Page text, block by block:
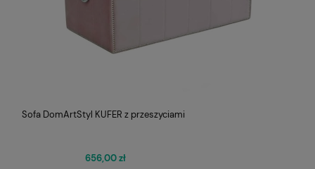
Sofa DomArtStyl KUFER z przeszyciami
656,00 zł